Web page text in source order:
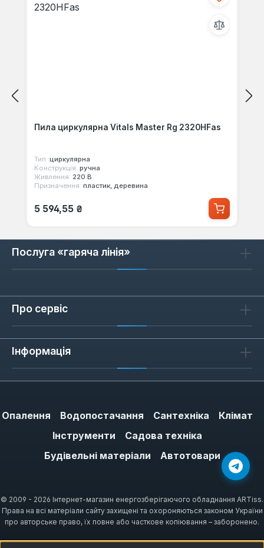
Пила циркулярна Vitals Master Rg 2320HFas
Тип: циркулярна
Конструкція: ручна
Живлення: 220 В
Призначення: пластик, деревина
Звичайна ціна:
5 594,55 ₴
Послуга «гаряча лінія»
Про сервіс
Інформація
Опалення Водопостачання Сантехніка
Клімат
Інструменти
Садова техніка
Будівельні матеріали
Автотовари
© 2009 - 2026 Інтернет-магазин енергозберігаючого обладнання ARTiss.
Права на всі матеріали сайту захищені та охороняються законом України
про авторське право, їх повне або часткове копіювання – заборонено.